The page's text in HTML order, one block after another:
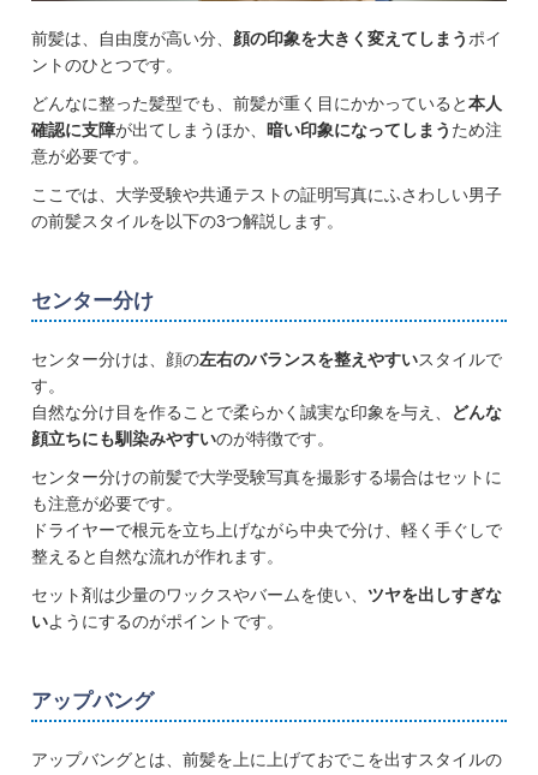
前髪は、自由度が高い分、 顔の印象を大きく変えてしまうポイ
ントのひとつです。
どんなに整った髪型でも、前髪が重く目にかかっていると本人
確認に支障が出てしまうほか、 暗い印象になってしまう ため注
意が必要です。
ここでは、大学受験や共通テストの証明写真にふさわしい男子
の前髪スタイルを以下の3つ解説します。
センター分け
センター分けは、顔の左右のバランスを整えやすいスタイルで
す。
自然な分け目を作ることで柔らかく誠実な印象を与え、
どんな
顔立ちにも馴染みやすいのが特徴です。
センター分けの前髪で大学受験写真を撮影する場合はセットに
も注意が必要です。
ドライヤーで根元を立ち上げながら中央で分け、軽く手ぐしで
整えると自然な流れが作れます。
セット剤は少量のワックスやバームを使い、 ツヤを出しすぎな
いようにするのがポイントです。
アップバング
アップバングとは、前髪を上に上げておでこを出すスタイルの